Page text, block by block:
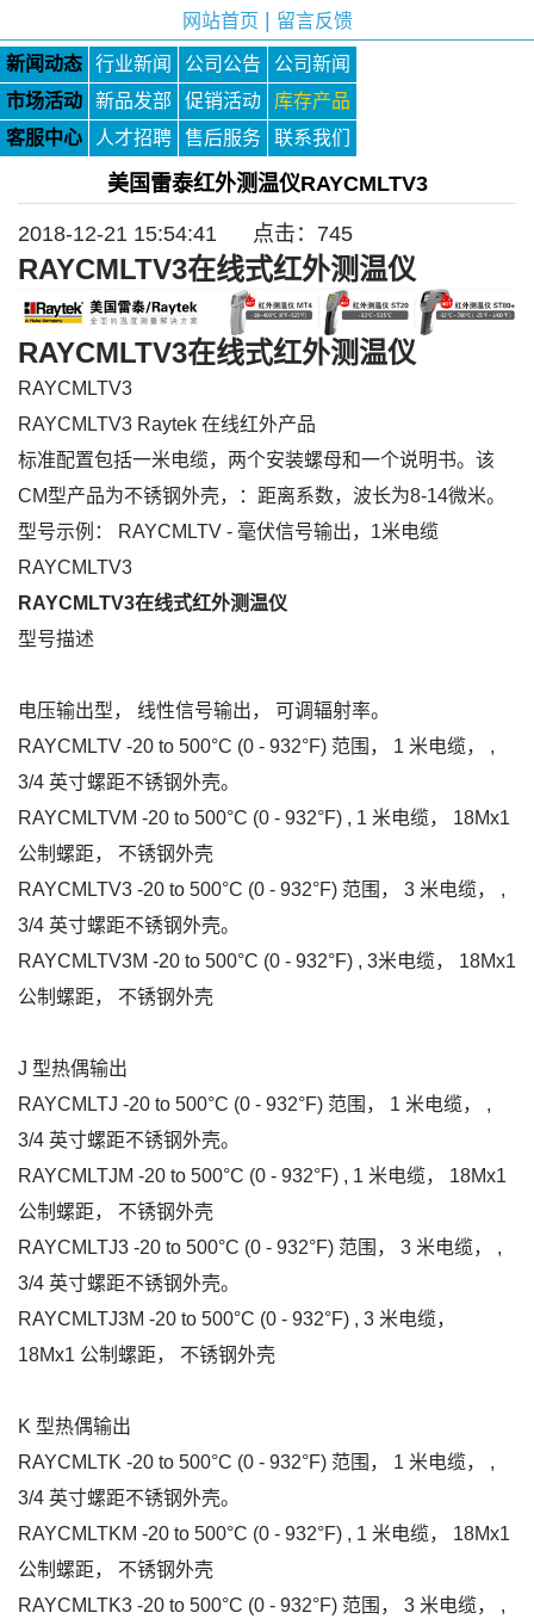
网站首页 留言反馈
新闻动态 行业新闻 公司公告
公司新闻
市场活动
新品发部 促销活动
库存产品
客服中心
人才招聘 售后服务 联系我们
美国雷泰红外测温仪RAYCMLTV3
2018-12-21 15:54:41 点击： 745
RAYCMLTV3在线式红外测温仪
RAYCMLTV3在线式红外测温仪
RAYCMLTV3
RAYCMLTV3 Raytek 在线红外产品
标准配置包括一米电缆，两个安装螺母和一个说明书。该
CM型产品为不锈钢外壳，：距离系数，波长为8-14微米。
型号示例： RAYCMLTV - 毫伏信号输出，1米电缆
RAYCMLTV3
RAYCMLTV3在线式红外测温仪
型号描述
电压输出型， 线性信号输出， 可调辐射率。
RAYCMLTV -20 to 500°C (0 - 932°F) 范围， 1 米电缆， ,
3/4 英寸螺距不锈钢外壳。
RAYCMLTVM -20 to 500°C (0 - 932°F) , 1 米电缆， 18Mx1
公制螺距， 不锈钢外壳
RAYCMLTV3 -20 to 500°C (0 - 932°F) 范围， 3 米电缆， ,
3/4 英寸螺距不锈钢外壳。
RAYCMLTV3M -20 to 500°C (0 - 932°F) , 3米电缆， 18Mx1
公制螺距， 不锈钢外壳
J 型热偶输出
RAYCMLTJ -20 to 500°C (0 - 932°F) 范围， 1 米电缆， ,
3/4 英寸螺距不锈钢外壳。
RAYCMLTJM -20 to 500°C (0 - 932°F) , 1 米电缆， 18Mx1
公制螺距， 不锈钢外壳
RAYCMLTJ3 -20 to 500°C (0 - 932°F) 范围， 3 米电缆， ,
3/4 英寸螺距不锈钢外壳。
RAYCMLTJ3M -20 to 500°C (0 - 932°F) , 3 米电缆，
18Mx1 公制螺距， 不锈钢外壳
K 型热偶输出
RAYCMLTK -20 to 500°C (0 - 932°F) 范围， 1 米电缆， ,
3/4 英寸螺距不锈钢外壳。
RAYCMLTKM -20 to 500°C (0 - 932°F) , 1 米电缆， 18Mx1
公制螺距， 不锈钢外壳
RAYCMLTK3 -20 to 500°C (0 - 932°F) 范围， 3 米电缆， ,